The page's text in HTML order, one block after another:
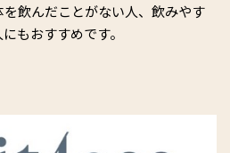
飲んだことがない人、飲みやす
もおすすめです。